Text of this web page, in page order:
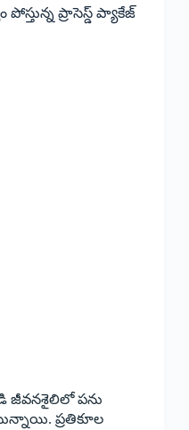
పోస్తున్న ప్రాసెస్డ్‌ ప్యాకేజ్‌
జీవనశైలిలో పను
ప్రతికూల